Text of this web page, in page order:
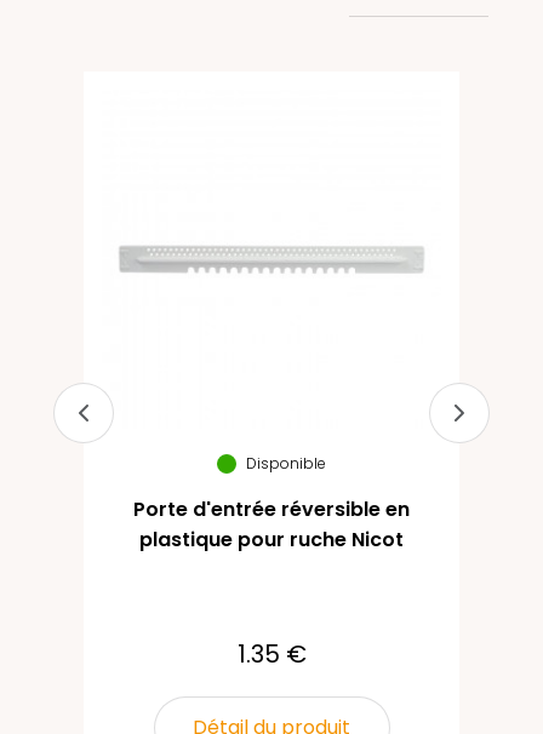
Disponible
Porte d'entrée réversible en
plastique pour ruche Nicot
1.35 €
Détail du produit